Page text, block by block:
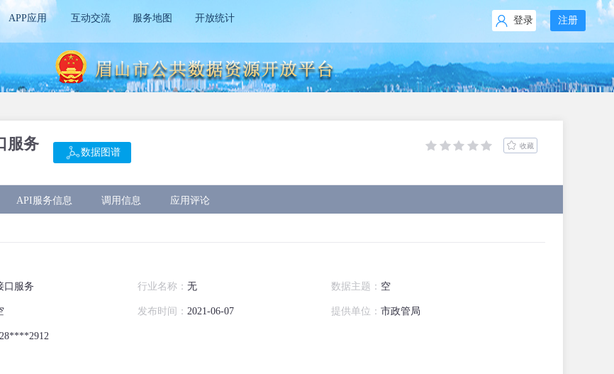
APP应用 互动交流 服务地图 开放统计 注册
登录
服务 数据图谱
收藏
API服务信息 调用信息 应用评论
口服务 行业名称： 无 数据主题： 空
发布时间： 2021-06-07 提供单位： 市政管局